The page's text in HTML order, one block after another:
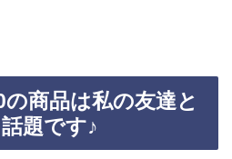
商品は私の友達と
題です♪